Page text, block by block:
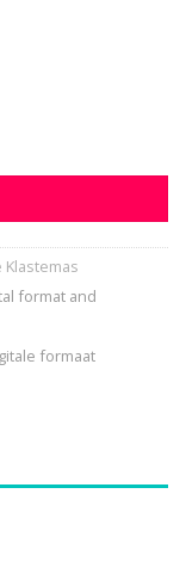
format and
formaat